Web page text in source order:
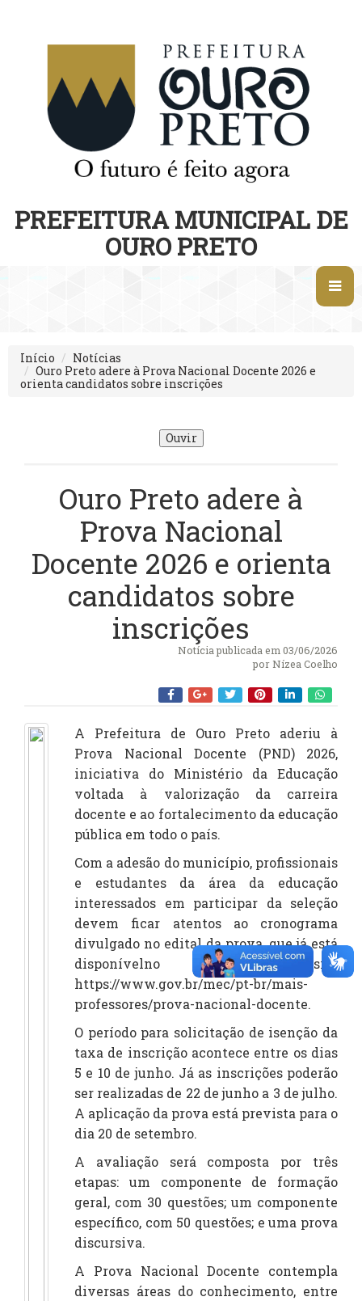
PREFEITURA MUNICIPAL DE
OURO PRETO
Início
Notícias
Ouro Preto adere à Prova Nacional Docente 2026 e
orienta candidatos sobre inscrições
Ouvir
Ouro Preto adere à
Prova Nacional
Docente 2026 e orienta
candidatos sobre
inscrições
Notícia publicada em 03/06/2026
por Nízea Coelho
A Prefeitura de Ouro Preto aderiu à
Prova Nacional Docente (PND) 2026,
iniciativa do Ministério da Educação
voltada à valorização da carreira
docente e ao fortalecimento da educação
pública em todo o país.
Com a adesão do município, profissionais
e estudantes da área da educação
interessados em participar da seleção
devem ficar atentos ao cronograma
divulgado no edital da prova, que já está
disponívelno site
https://www.gov.br/mec/pt-br/mais-
professores/prova-nacional-docente.
O período para solicitação de isenção da
taxa de inscrição acontece entre os dias
5 e 10 de junho. Já as inscrições poderão
ser realizadas de 22 de junho a 3 de julho.
A aplicação da prova está prevista para o
dia 20 de setembro.
A avaliação será composta por três
etapas: um componente de formação
geral, com 30 questões; um componente
específico, com 50 questões; e uma prova
discursiva.
A Prova Nacional Docente contempla
diversas áreas do conhecimento, entre